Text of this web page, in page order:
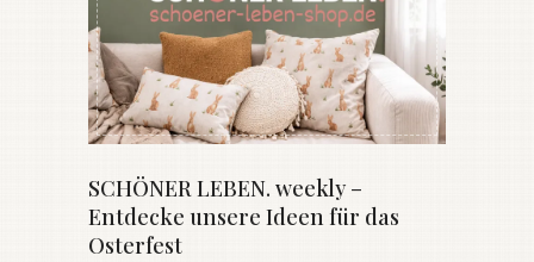
SCHÖNER LEBEN. weekly –
Entdecke unsere Ideen für das
Osterfest